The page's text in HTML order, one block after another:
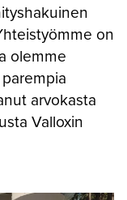
on
olemme
arvokasta
Valloxin